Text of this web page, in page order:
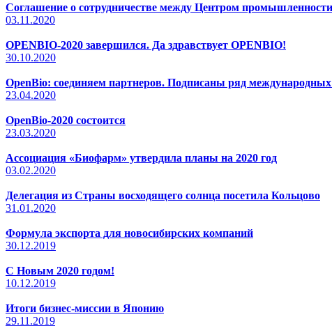
Соглашение о сотрудничестве между Центром
03.11.2020
OPENBIO-2020 завершился. Да здравствует OPENBIO!
30.10.2020
OpenBio: соединяем партнеров. Подписаны ряд
23.04.2020
OpenBio-2020 состоится
23.03.2020
Ассоциация «Биофарм» утвердила планы на 2020 год
03.02.2020
Делегация из Cтраны восходящего солнца посетила Кольцово
31.01.2020
Формула экспорта для новосибирских компаний
30.12.2019
С Новым 2020 годом!
10.12.2019
Итоги бизнес-миссии в Японию
29.11.2019